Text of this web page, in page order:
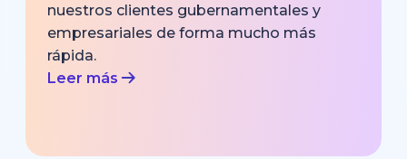
nuestros clientes gubernamentales y
empresariales de forma mucho más
rápida.
Leer más